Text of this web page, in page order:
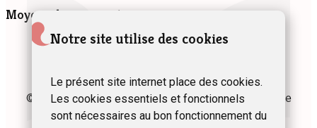
Moyens de paiement
© 2024 Fédération des Gîtes et Chambres d’hôtes de
Wallonie asbl
Notre site utilise des cookies
Le présent site internet place des cookies.
Les cookies essentiels et fonctionnels
sont nécessaires au bon fonctionnement du